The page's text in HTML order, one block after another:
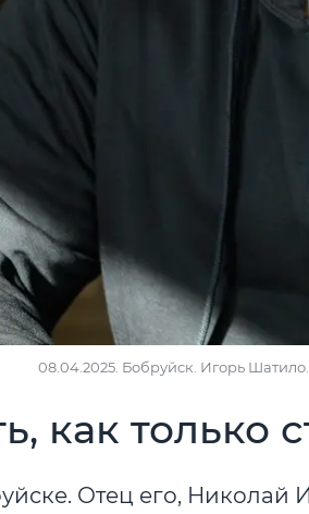
08.04.2025. Бобруйск. Игорь
как только
Отец его, Николай